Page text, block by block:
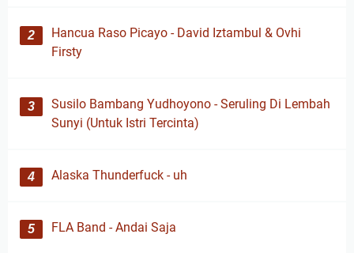
Hancua Raso Picayo - David Iztambul & Ovhi
Firsty
Susilo Bambang Yudhoyono - Seruling Di Lembah
Sunyi (Untuk Istri Tercinta)
Alaska Thunderfuck - uh
FLA Band - Andai Saja